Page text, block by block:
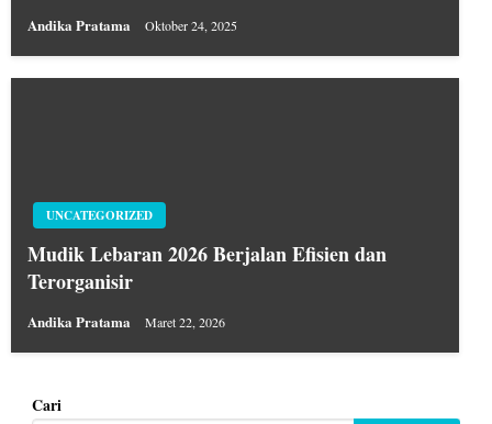
Andika Pratama Oktober 24, 2025
UNCATEGORIZED
Mudik Lebaran 2026 Berjalan Efisien dan
Terorganisir
Andika Pratama Maret 22, 2026
Cari